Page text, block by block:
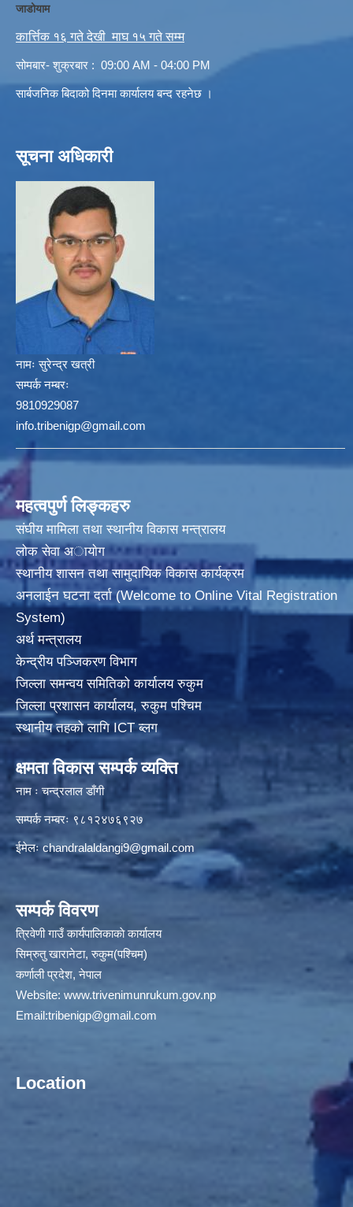
जाडोयाम
कार्त्तिक १६ गते देखी माघ १५ गते सम्म
सोमबार- शुक्रबार : 09:00 AM - 04:00 PM
सार्बजनिक बिदाको दिनमा कार्यालय बन्द रहनेछ ।
सूचना अधिकारी
नामः सुरेन्द्र खत्री
सम्पर्क नम्बरः
9810929087
info.tribenigp@gmail.com
महत्वपुर्ण लिङ्कहरु
संघीय मामिला तथा स्थानीय विकास मन्त्रालय
लोक सेवा अायाेग
स्थानीय शासन तथा सामुदायिक विकास कार्यक्रम
अनलाईन घटना दर्ता (Welcome to Online Vital Registration
System)
अर्थ मन्त्रालय
केन्द्रीय पञ्जिकरण विभाग
जिल्ला समन्वय समितिको कार्यालय रुकुम
जिल्ला प्रशासन कार्यालय, रुकुम पश्चिम
स्थानीय तहको लागि ICT ब्लग
क्षमता विकास सम्पर्क व्यक्ति
नाम ः चन्द्रलाल डाँगी
सम्पर्क नम्बरः ९८१२४७६९२७
ईमेलः chandralaldangi9@gmail.com
सम्पर्क विवरण
त्रिवेणी गाउँ कार्यपालिकाकाे कार्यालय
सिम्रुतु खारानेटा, रुकुम(पश्‍चिम)
कर्णाली प्रदेश, नेपाल
Website: www.trivenimunrukum.gov.np
Email:tribenigp@gmail.com
Location